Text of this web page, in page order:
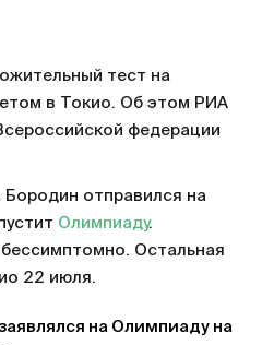
тест на
в Токио. Об этом РИА
федерации
Бородин отправился на
Олимпиаду.
Остальная
22 июля.
на Олимпиаду на